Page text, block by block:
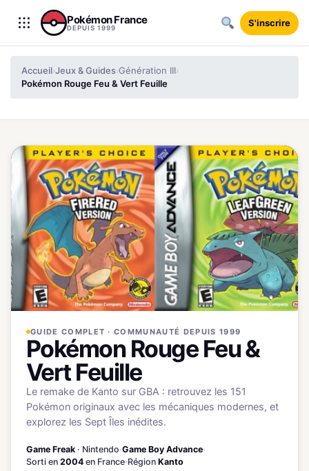
Aller au contenu
Pokémon France
DEPUIS 1999 S'inscrire
Accueil›Jeux & Guides›Génération III›
Pokémon Rouge Feu & Vert Feuille
GUIDE COMPLET · COMMUNAUTÉ DEPUIS 1999
Pokémon Rouge Feu &
Vert Feuille
Le remake de Kanto sur GBA : retrouvez les 151
Pokémon originaux avec les mécaniques modernes, et
explorez les Sept Îles inédites.
Game Freak · Nintendo·Game Boy Advance·
Sorti en 2004 en France·Région Kanto